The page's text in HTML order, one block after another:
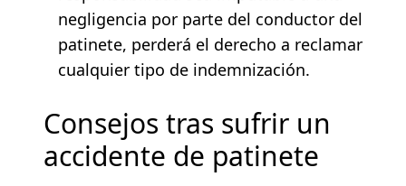
negligencia por parte del conductor del
patinete, perderá el derecho a reclamar
cualquier tipo de indemnización.
Consejos tras sufrir un
accidente de patinete